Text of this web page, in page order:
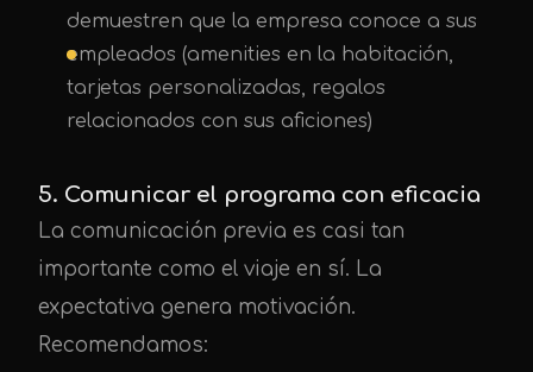
demuestren que la empresa conoce a sus
empleados (amenities en la habitación,
tarjetas personalizadas, regalos
relacionados con sus aficiones)
5. Comunicar el programa con eficacia
La comunicación previa es casi tan
importante como el viaje en sí. La
expectativa genera motivación.
Recomendamos: